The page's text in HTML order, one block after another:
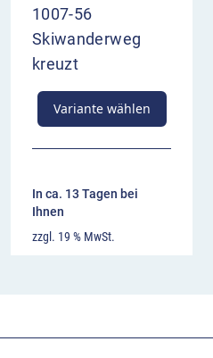
1007-56
Skiwanderweg
kreuzt
Variante wählen
In ca. 13 Tagen bei
Ihnen
zzgl. 19 % MwSt.